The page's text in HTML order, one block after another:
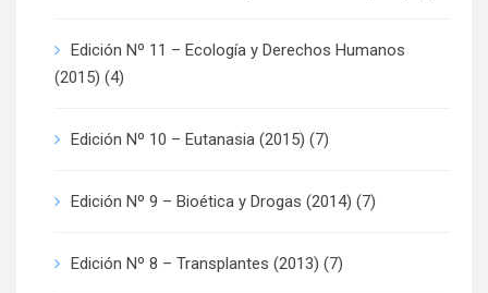
Edición Nº 11 – Ecología y Derechos Humanos
(2015) (4)
Edición Nº 10 – Eutanasia (2015) (7)
Edición Nº 9 – Bioética y Drogas (2014) (7)
Edición Nº 8 – Transplantes (2013) (7)